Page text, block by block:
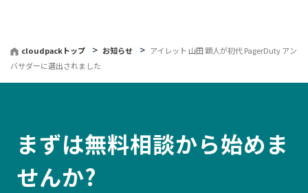
cloudpackトップ お知らせ
アイレット 山田 顕人が初代 PagerDuty アン
バサダーに選出されました
まずは無料相談から始めま
せんか?